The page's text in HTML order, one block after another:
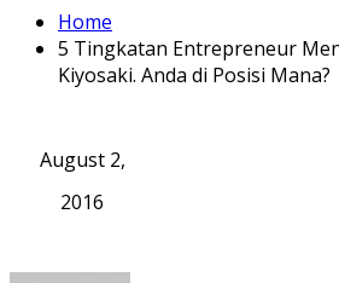
Home
5 Tingkatan Entrepreneur
Kiyosaki. Anda di Posisi Mana?
August 2,
2016